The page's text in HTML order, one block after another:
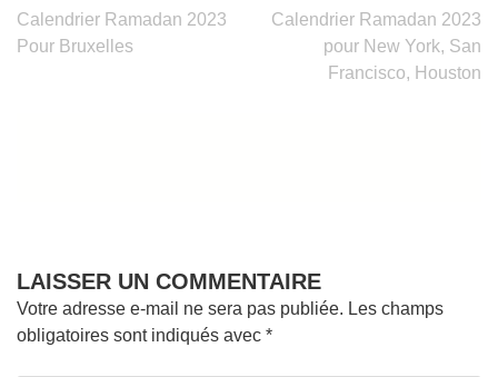
Navigation
de
Calendrier Ramadan 2023
Pour Bruxelles
Calendrier Ramadan 2023
pour New York, San
Francisco, Houston
LAISSER UN COMMENTAIRE
Votre adresse e-mail ne sera pas publiée. Les champs
obligatoires sont indiqués avec *